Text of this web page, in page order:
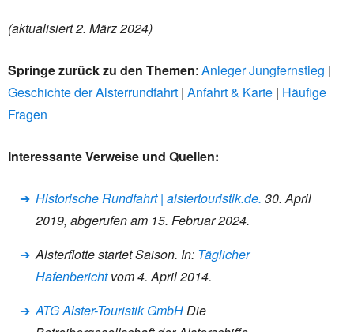
(aktualisiert 2. März 2024)
Springe zurück zu den Themen: Anleger Jungfernstieg |
Geschichte der Alsterrundfahrt | Anfahrt & Karte | Häufige
Fragen
Interessante Verweise und Quellen:
Historische Rundfahrt | alstertouristik.de. 30. April
2019, abgerufen am 15. Februar 2024.
Alsterflotte startet Saison. In: Täglicher
Hafenberichtvom 4. April 2014.
ATG Alster-Touristik GmbHDie